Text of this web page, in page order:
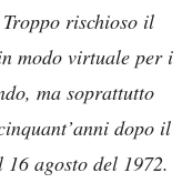
rischioso il
modo virtuale per i
ma soprattutto
dopo il
agosto del 1972.